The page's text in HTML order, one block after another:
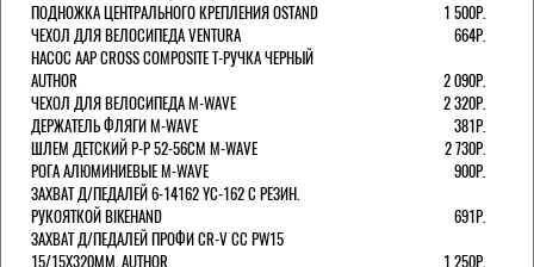
ПОДНОЖКА ЦЕНТРАЛЬНОГО КРЕПЛЕНИЯ OSTAND
1 500Р.
ЧЕХОЛ ДЛЯ ВЕЛОСИПЕДА VENTURA
664Р.
НАСОС AAP CROSS COMPOSITE Т-РУЧКА ЧЕРНЫЙ
AUTHOR
2 090Р.
ЧЕХОЛ ДЛЯ ВЕЛОСИПЕДА M-WAVE
2 320Р.
ДЕРЖАТЕЛЬ ФЛЯГИ M-WAVE
381Р.
ШЛЕМ ДЕТСКИЙ Р-Р 52-56СМ M-WAVE
2 730Р.
РОГА АЛЮМИНИЕВЫЕ M-WAVE
900Р.
ЗАХВАТ Д/ПЕДАЛЕЙ 6-14162 YC-162 С РЕЗИН.
РУКОЯТКОЙ BIKEHAND
691Р.
ЗАХВАТ Д/ПЕДАЛЕЙ ПРОФИ CR-V CC PW15
15/15X320ММ. AUTHOR
1 250Р.